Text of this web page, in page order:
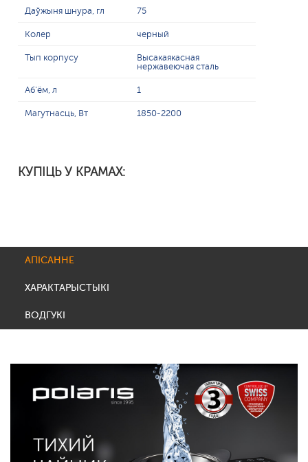
Даўжыня шнура, гл 75
Колер черный
Тып корпусу
Высакаякасная
нержавеючая сталь
Аб'ём, л 1
Магутнасць, Вт 1850-2200
КУПІЦЬ У КРАМАХ:
АПІСАННЕ
ХАРАКТАРЫСТЫКІ
ВОДГУКІ